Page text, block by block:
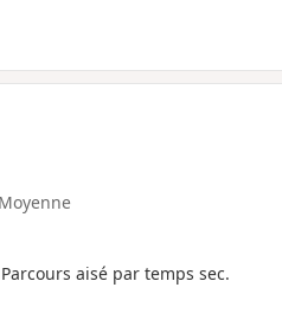
Moyenne
aisé par temps sec.